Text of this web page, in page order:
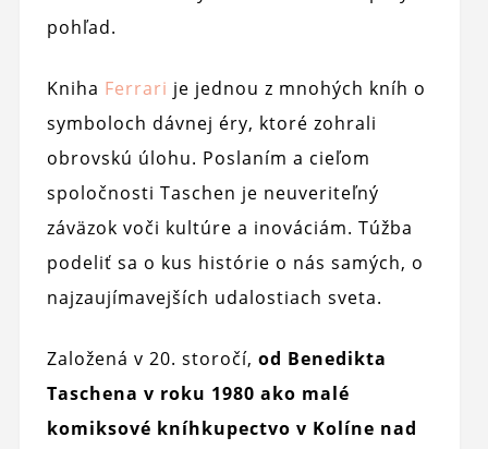
pohľad.
Kniha Ferrari je jednou z mnohých kníh o
symboloch dávnej éry, ktoré zohrali
obrovskú úlohu. Poslaním a cieľom
spoločnosti Taschen je neuveriteľný
záväzok voči kultúre a inováciám. Túžba
podeliť sa o kus histórie o nás samých, o
najzaujímavejších udalostiach sveta.
Založená v 20. storočí, od Benedikta
Taschena v roku 1980 ako malé
komiksové kníhkupectvo v Kolíne nad